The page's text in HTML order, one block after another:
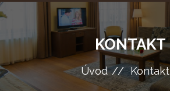
KONTAKT
Úvod Kontakt